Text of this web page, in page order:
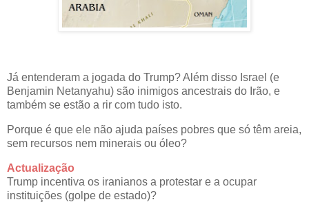
Já entenderam a jogada do Trump? Além disso Israel (e
Benjamin Netanyahu) são inimigos ancestrais do Irão, e
também se estão a rir com tudo isto.
Porque é que ele não ajuda países pobres que só têm areia,
sem recursos nem minerais ou óleo?
Actualização
Trump incentiva os iranianos a protestar e a ocupar
instituições (golpe de estado)?